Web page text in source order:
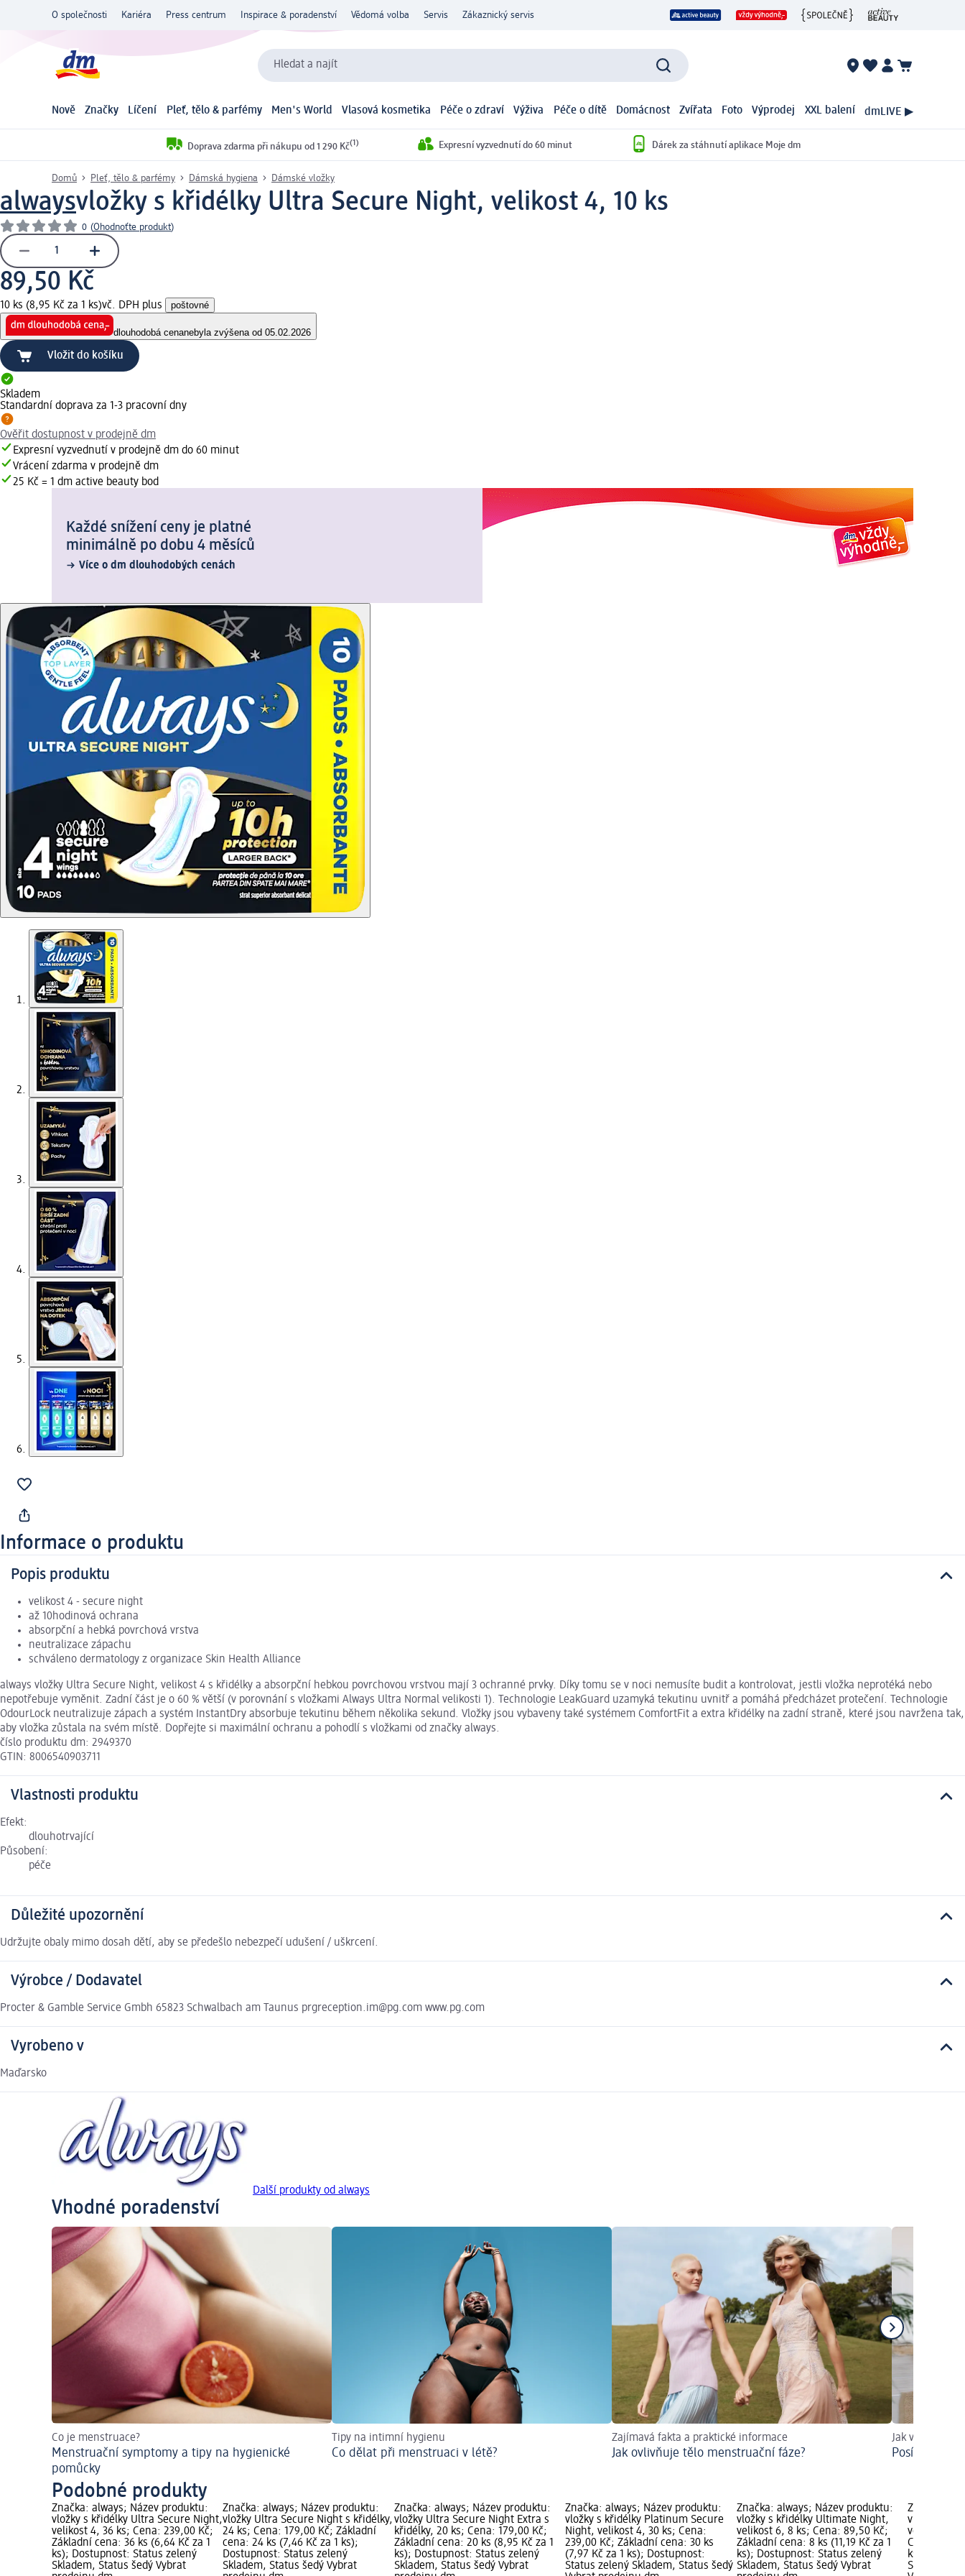
O společnosti Kariéra Press centrum Inspirace & poradenství Vědomá volba Servis Zákaznický servis
Hledat a najít
Nově Značky Líčení Pleť, tělo & parfémy Men's World Vlasová kosmetika Péče o zdraví Výživa Péče o dítě Domácnost Zvířata Foto Výprodej XXL balení dmLIVE ▶
Doprava zdarma při nákupu od 1 290 Kč(1) Expresní vyzvednutí do 60 minut Dárek za stáhnutí aplikace Moje dm
Domů Pleť, tělo & parfémy Dámská hygiena Dámské vložky
alwaysvložky s křidélky Ultra Secure Night, velikost 4, 10 ks
0 (Ohodnoťte produkt)
89,50 Kč
10 ks (8,95 Kč za 1 ks)vč. DPH plus poštovné
dlouhodobá cenanebyla zvýšena od 05.02.2026
Vložit do košíku
Skladem
Standardní doprava za 1-3 pracovní dny
Ověřit dostupnost v prodejně dm
Expresní vyzvednutí v prodejně dm do 60 minut
Vrácení zdarma v prodejně dm
25 Kč = 1 dm active beauty bod
Každé snížení ceny je platné
minimálně po dobu 4 měsíců
Více o dm dlouhodobých cenách
Informace o produktu
Popis produktu
velikost 4 - secure night
až 10hodinová ochrana
absorpční a hebká povrchová vrstva
neutralizace zápachu
schváleno dermatology z organizace Skin Health Alliance
always vložky Ultra Secure Night, velikost 4 s křidélky a absorpční hebkou povrchovou vrstvou mají 3 ochranné prvky. Díky tomu se v noci nemusíte budit a kontrolovat, jestli vložka neprotéká nebo
nepotřebuje vyměnit. Zadní část je o 60 % větší (v porovnání s vložkami Always Ultra Normal velikosti 1). Technologie LeakGuard uzamyká tekutinu uvnitř a pomáhá předcházet protečení. Technologie
OdourLock neutralizuje zápach a systém InstantDry absorbuje tekutinu během několika sekund. Vložky jsou vybaveny také systémem ComfortFit a extra křidélky na zadní straně, které jsou navržena tak,
aby vložka zůstala na svém místě. Dopřejte si maximální ochranu a pohodlí s vložkami od značky always.
číslo produktu dm: 2949370
GTIN: 8006540903711
Vlastnosti produktu
Efekt:
dlouhotrvající
Působení:
péče
Důležité upozornění
Udržujte obaly mimo dosah dětí, aby se předešlo nebezpečí udušení / uškrcení.
Výrobce / Dodavatel
Procter & Gamble Service Gmbh 65823 Schwalbach am Taunus prgreception.im@pg.com www.pg.com
Vyrobeno v
Maďarsko
Další produkty od always
Vhodné poradenství
Co je menstruace?
Menstruační symptomy a tipy na hygienické
pomůcky
Tipy na intimní hygienu
Co dělat při menstruaci v létě?
Zajímavá fakta a praktické informace
Jak ovlivňuje tělo menstruační fáze?
Jak vypadají
Posílení
Podobné produkty
Značka: always; Název produktu:
vložky s křidélky Ultra Secure Night,
velikost 4, 36 ks; Cena: 239,00 Kč;
Základní cena: 36 ks (6,64 Kč za 1
ks); Dostupnost: Status zelený
Skladem, Status šedý Vybrat
Značka: always; Název produktu:
vložky Ultra Secure Night s křidélky,
24 ks; Cena: 179,00 Kč; Základní
cena: 24 ks (7,46 Kč za 1 ks);
Dostupnost: Status zelený
Skladem, Status šedý Vybrat
Značka: always; Název produktu:
vložky Ultra Secure Night Extra s
křidélky, 20 ks; Cena: 179,00 Kč;
Základní cena: 20 ks (8,95 Kč za 1
ks); Dostupnost: Status zelený
Skladem, Status šedý Vybrat
Značka: always; Název produktu:
vložky s křidélky Platinum Secure
Night, velikost 4, 30 ks; Cena:
239,00 Kč; Základní cena: 30 ks
(7,97 Kč za 1 ks); Dostupnost:
Status zelený Skladem, Status šedý
Značka: always; Název produktu:
vložky s křidélky Ultimate Night,
velikost 6, 8 ks; Cena: 89,50 Kč;
Základní cena: 8 ks (11,19 Kč za 1
ks); Dostupnost: Status zelený
Skladem, Status šedý Vybrat
Značka:
vložky s
velikost 4
Cena:
ks (9,90 Kč
Status